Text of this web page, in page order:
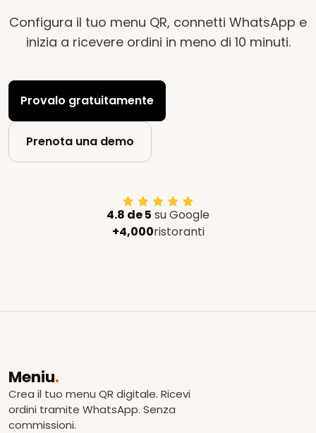
Configura il tuo menu QR, connetti WhatsApp e
inizia a ricevere ordini in meno di 10 minuti.
Provalo gratuitamente
Prenota una demo
4.8 de 5 su Google
+4,000ristoranti
Meniu.
Crea il tuo menu QR digitale. Ricevi
ordini tramite WhatsApp. Senza
commissioni.